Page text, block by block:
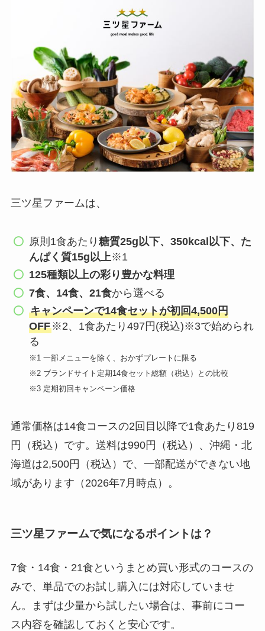
三ツ星ファームは、
原則1食あたり糖質25g以下、350kcal以下、た
んぱく質15g以上※1
125種類以上の彩り豊かな料理
7食、14食、21食から選べる
キャンペーンで14食セットが初回4,500円
OFF※2、1食あたり497円(税込)※3で始められ
る
※1 一部メニューを除く、おかずプレートに限る
※2 ブランドサイト定期14食セット総額（税込）との比較
※3 定期初回キャンペーン価格
通常価格は14食コースの2回目以降で1食あたり819
円（税込）です。送料は990円（税込）、沖縄・北
海道は2,500円（税込）で、一部配送ができない地
域があります（2026年7月時点）。
三ツ星ファームで気になるポイントは？
7食・14食・21食というまとめ買い形式のコースの
みで、単品でのお試し購入には対応していませ
ん。まずは少量から試したい場合は、事前にコー
ス内容を確認しておくと安心です。